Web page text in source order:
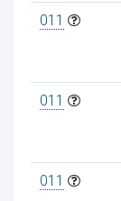
011
011
011